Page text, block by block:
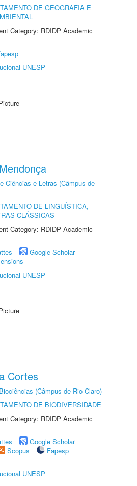
DE GEOGRAFIA E
Category: RDIDP Academic
UNESP
Ciências e Letras (Câmpus de
DE LINGUÍSTICA,
CLÁSSICAS
Category: RDIDP Academic
Google Scholar
UNESP
Cortes
(Câmpus de Rio Claro)
DE BIODIVERSIDADE
Category: RDIDP Academic
Google Scholar
Scopus
Fapesp
UNESP